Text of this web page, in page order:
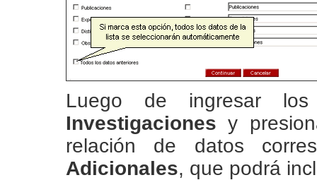
Luego de ingresar
Investigaciones y
relación de datos
Adicionales, que podrá